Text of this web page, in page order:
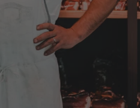
viel Mühe mit meine
!! Vielen Dank dafür!!